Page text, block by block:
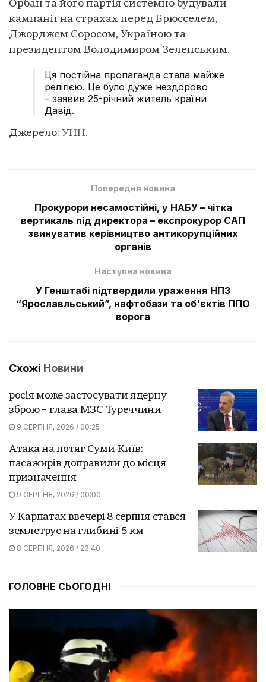
Орбан та його партія системно будували
кампанії на страхах перед Брюсселем,
Джорджем Соросом, Україною та
президентом Володимиром Зеленським.
Ця постійна пропаганда стала майже
релігією. Це було дуже нездорово
– заявив 25-річний житель країни
Давід.
Джерело: УНН.
Попередня новина
Прокурори несамостійні, у НАБУ – чітка
вертикаль під директора – експрокурор САП
звинуватив керівництво антикорупційних
органів
Наступна новина
У Генштабі підтвердили ураження НПЗ
“Ярославльський”, нафтобази та об'єктів ППО
ворога
Схожі Новини
росія може застосувати ядерну
зброю – глава МЗС Туреччини
9 СЕРПНЯ, 2026 / 00:25
Атака на потяг Суми-Київ:
пасажирів доправили до місця
призначення
9 СЕРПНЯ, 2026 / 00:00
У Карпатах ввечері 8 серпня стався
землетрус на глибині 5 км
8 СЕРПНЯ, 2026 / 23:40
ГОЛОВНЕ СЬОГОДНІ